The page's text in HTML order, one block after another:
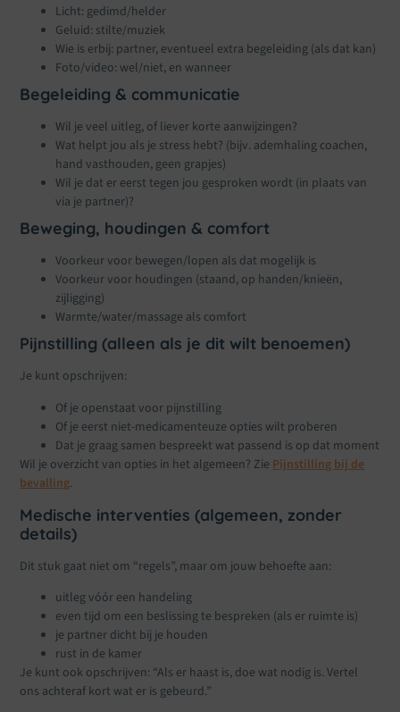
Licht: gedimd/helder
Geluid: stilte/muziek
Wie is erbij: partner, eventueel extra begeleiding (als dat kan)
Foto/video: wel/niet, en wanneer
Begeleiding & communicatie
Wil je veel uitleg, of liever korte aanwijzingen?
Wat helpt jou als je stress hebt? (bijv. ademhaling coachen,
hand vasthouden, geen grapjes)
Wil je dat er eerst tegen jou gesproken wordt (in plaats van
via je partner)?
Beweging, houdingen & comfort
Voorkeur voor bewegen/lopen als dat mogelijk is
Voorkeur voor houdingen (staand, op handen/knieën,
zijligging)
Warmte/water/massage als comfort
Pijnstilling (alleen als je dit wilt benoemen)
Je kunt opschrijven:
Of je openstaat voor pijnstilling
Of je eerst niet-medicamenteuze opties wilt proberen
Dat je graag samen bespreekt wat passend is op dat moment
Wil je overzicht van opties in het algemeen? Zie Pijnstilling bij de
bevalling.
Medische interventies (algemeen, zonder
details)
Dit stuk gaat niet om “regels”, maar om jouw behoefte aan:
uitleg vóór een handeling
even tijd om een beslissing te bespreken (als er ruimte is)
je partner dicht bij je houden
rust in de kamer
Je kunt ook opschrijven: “Als er haast is, doe wat nodig is. Vertel
ons achteraf kort wat er is gebeurd.”